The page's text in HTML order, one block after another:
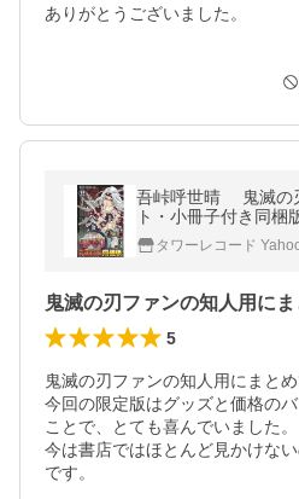
ありがとうございました。
吾峠呼世晴 鬼滅の
ト・小冊子付き同梱
タワーレコード
5
鬼滅の刃ファンの知人用にまとめ
今回の限定版はグッズと価格の
ことで、とても喜んでいました。
今は書店ではほとんど見かけな
です。